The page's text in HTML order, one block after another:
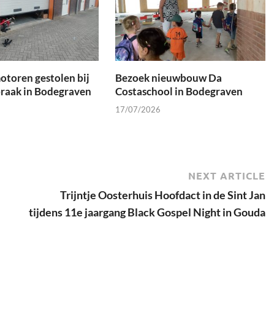
gestolen bij
in Bodegraven
Bezoek nieuwbouw Da
Costaschool in Bodegraven
17/07/2026
NEXT ARTICLE
Trijntje Oosterhuis Hoofdact in de Sint Jan
tijdens 11e jaargang Black Gospel Night in Gouda